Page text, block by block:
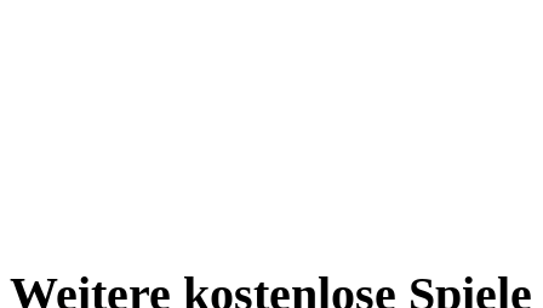
Weitere kostenlose